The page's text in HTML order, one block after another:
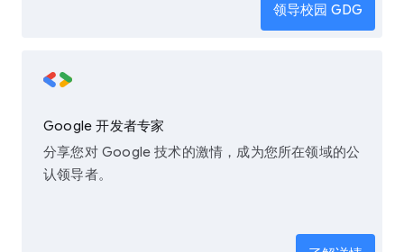
领导校园 GDG
Google 开发者专家
分享您对 Google 技术的激情，成为您所在领域的公
认领导者。